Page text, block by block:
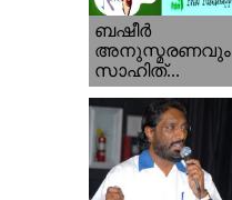
ബഷീര്‍
അനുസ്മരണവും
സാഹിത്...